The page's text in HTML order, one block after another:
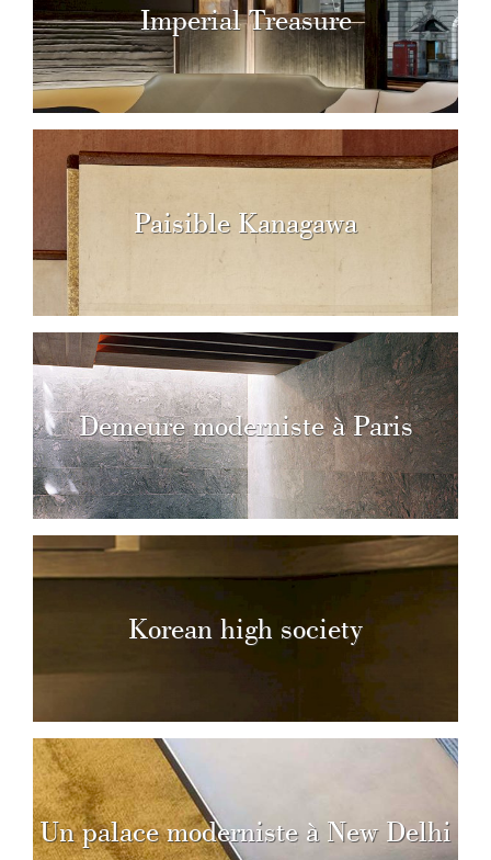
Imperial Treasure
Paisible Kanagawa
Demeure moderniste à Paris
Korean high society
Un palace moderniste à New Delhi